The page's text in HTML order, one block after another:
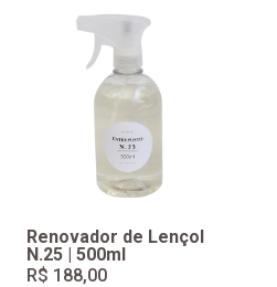
Renovador de Lençol
N.25 | 500ml
R$ 188,00